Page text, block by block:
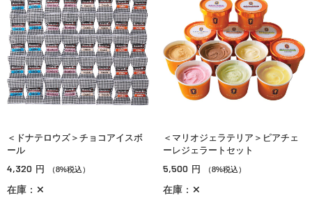
＜ドナテロウズ＞チョコアイスボ
ール
4,320 円 （8%税込）
在庫：✕
＜マリオジェラテリア＞ピアチェ
ーレジェラートセット
5,500 円 （8%税込）
在庫：✕